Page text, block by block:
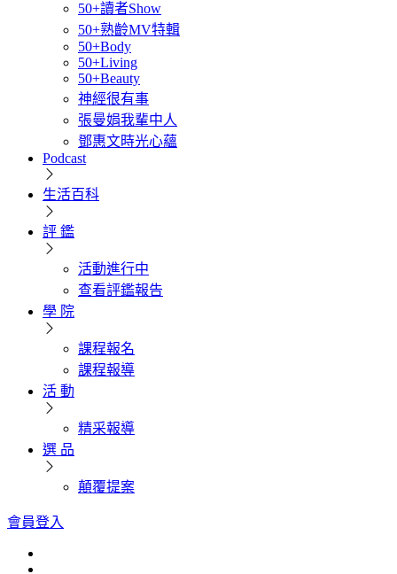
50+讀者Show
50+熟齡MV特輯
50+Body
50+Living
50+Beauty
神經很有事
張曼娟我輩中人
鄧惠文時光心蘊
Podcast
生活百科
評 鑑
活動進行中
查看評鑑報告
學 院
課程報名
課程報導
活 動
精采報導
選 品
顛覆提案
會員登入